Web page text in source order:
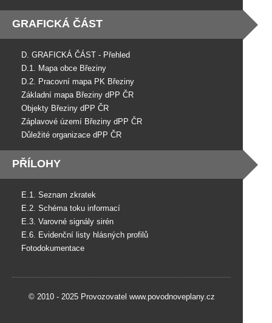
GRAFICKÁ ČÁST
D. GRAFICKÁ ČÁST - Přehled
D.1. Mapa obce Březiny
D.2. Pracovní mapa PK Březiny
Základní mapa Březiny dPP ČR
Objekty Březiny dPP ČR
Záplavové území Březiny dPP ČR
Důležité organizace dPP ČR
PŘÍLOHY
E.1. Seznam zkratek
E.2. Schéma toku informací
E.3. Varovné signály sirén
E.6. Evidenční listy hlásných profilů
Fotodokumentace
© 2010 - 2025 Provozovatel www.povodnoveplany.cz